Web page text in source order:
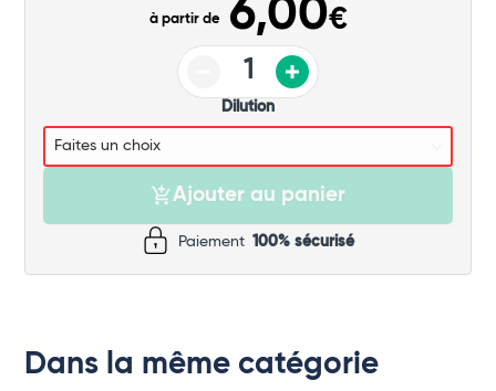
à partir de 6,00€
Dilution
Ajouter au panier
Paiement 100% sécurisé
Dans la même catégorie